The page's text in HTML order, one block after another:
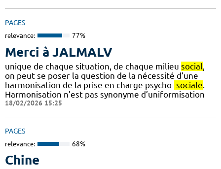
PAGES
relevance: 77%
Merci à JALMALV
unique de chaque situation, de chaque milieu social
on peut se poser la question de la nécessité d’une
harmonisation de la prise en charge psycho- sociale
Harmonisation n’est pas synonyme d’uniformisation
18/02/2026 15:25
PAGES
relevance: 68%
Chine